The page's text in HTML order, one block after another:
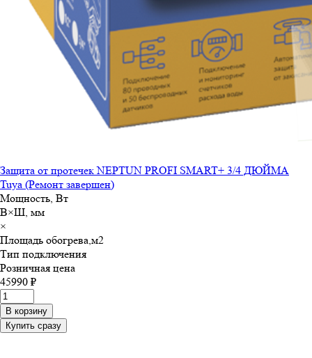
Защита от протечек NEPTUN PROFI SMART+ 3/4 ДЮЙМА
Tuya (Ремонт завершен)
Мощность, Вт
В×Ш, мм
×
Площадь обогрева,м2
Тип подключения
Розничная цена
45990 ₽
В корзину
Купить сразу